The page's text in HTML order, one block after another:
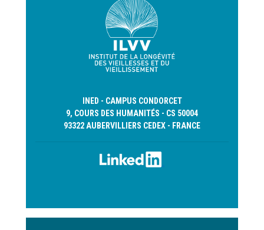
INED - CAMPUS CONDORCET
9, COURS DES HUMANITÉS - CS 50004
93322 AUBERVILLIERS CEDEX - FRANCE